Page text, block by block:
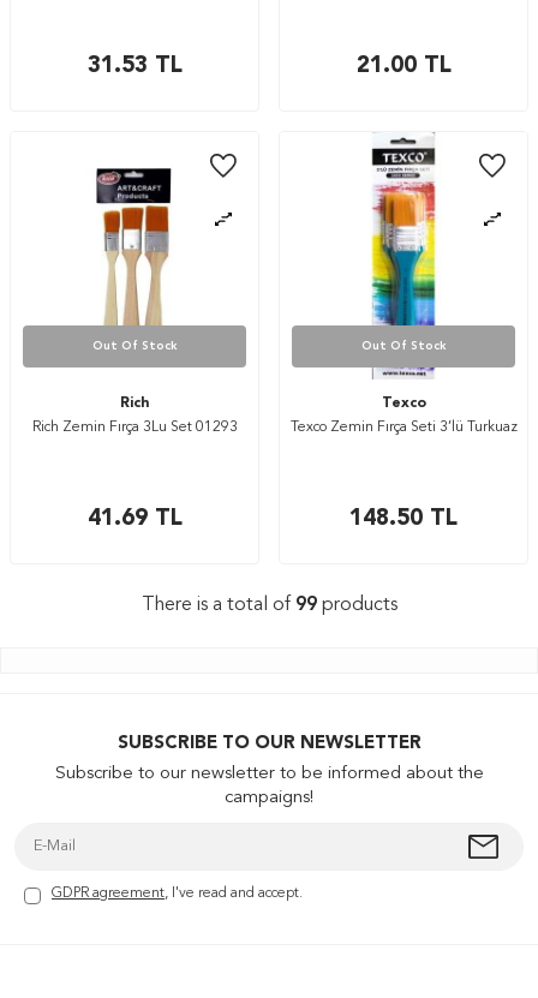
31.53 TL 21.00TL
Out Of Stock
Rich
Rich Zemin Fırça 3Lu Set 01293
41.69TL
Out Of Stock
Texco
Texco Zemin Fırça Seti 3’lü Turkuaz
148.50 TL
There is a total of 99products
SUBSCRIBE TO OUR NEWSLETTER
Subscribe to our newsletter to be informed about the
campaigns!
GDPR agreement, I've read and accept.